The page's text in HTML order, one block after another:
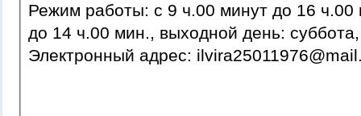
Режим работы: c 9 ч.00 минут до 16 ч.00 минут, обед с 13 ч. 00 мин.
до 14 ч.00 мин., выходной день:
Электронный адрес: